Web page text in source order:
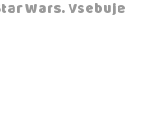
Wars. Vsebuje